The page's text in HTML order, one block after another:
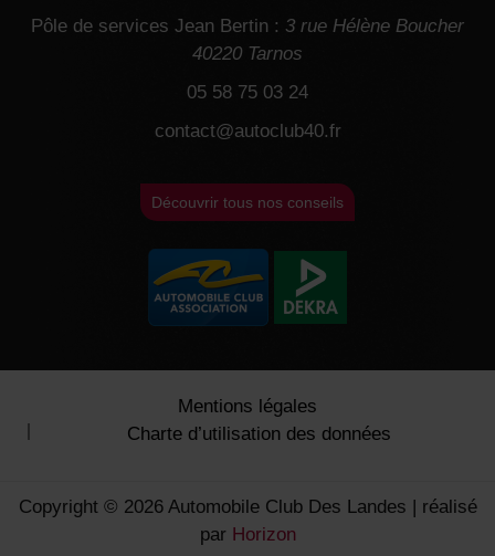
Pôle de services Jean Bertin : 3 rue Hélène Boucher
40220 Tarnos
05 58 75 03 24
contact@autoclub40.fr
Découvrir tous nos conseils
Mentions légales
Charte d’utilisation des données
Copyright © 2026 Automobile Club Des Landes | réalisé
par Horizon